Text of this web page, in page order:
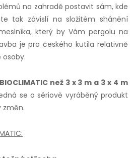
na zahradě postavit sám, kde
tak závislí na složitém shánění
který by Vám pergolu na
je pro českého kutila relativně
osoby.
než 3 x 3 m a 3 x 4 m
se o sériově vyráběný produkt
změn.